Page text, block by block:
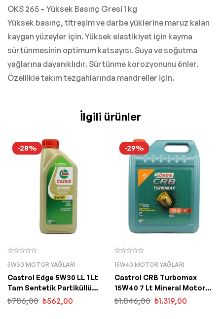
OKS 265 – Yüksek Basınç Gresi 1 kg
Yüksek basınç, titreşim ve darbe yüklerine maruz kalan
kaygan yüzeyler için. Yüksek elastikiyet için kayma
sürtünmesinin optimum katsayısı. Suya ve soğutma
yağlarına dayanıklıdır. Sürtünme korozyonunu önler.
Özellikle takım tezgahlarında mandreller için.
İlgili ürünler
-28%
5W30 MOTOR YAĞLARI
Castrol Edge 5W30 LL 1 Lt
Tam Sentetik Partiküllü
Motor Yağı
₺786,00 ₺562,00
-29%
15W40 MOTOR YAĞLARI
Castrol CRB Turbomax
15W40 7 Lt Mineral Motor
Yağı
₺1.846,00 ₺1.319,00